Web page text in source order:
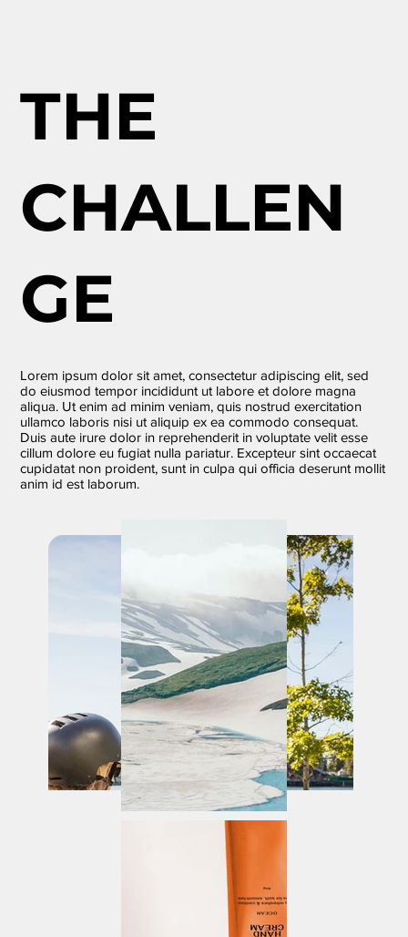
THE
CHALLEN
GE
Lorem ipsum dolor sit amet, consectetur adipiscing elit, sed
do eiusmod tempor incididunt ut labore et dolore magna
aliqua. Ut enim ad minim veniam, quis nostrud exercitation
ullamco laboris nisi ut aliquip ex ea commodo consequat.
Duis aute irure dolor in reprehenderit in voluptate velit esse
cillum dolore eu fugiat nulla pariatur. Excepteur sint occaecat
cupidatat non proident, sunt in culpa qui officia deserunt mollit
anim id est laborum.